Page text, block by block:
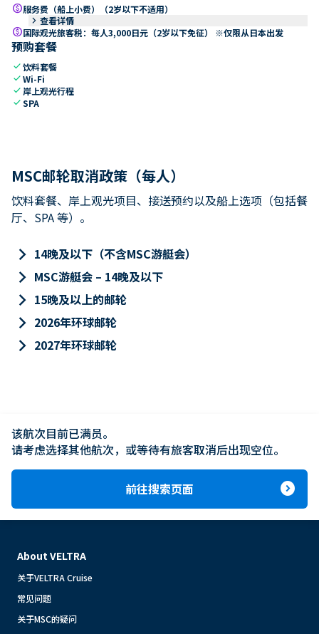
paid服务费（船上小费）（2岁以下不适用）
keyboard_arrow_right 查看详情
paid国际观光旅客税：每人3,000日元（2岁以下免征） ※仅限从日本出发
预购套餐
check饮料套餐
checkWi-Fi
check 岸上观光行程
checkSPA
MSC邮轮取消政策（每人）
饮料套餐、岸上观光项目、接送预约以及船上选项（包括餐
厅、SPA 等）。
keyboard_arrow_right 14晚及以下（不含MSC游艇会）
keyboard_arrow_right MSC游艇会 – 14晚及以下
keyboard_arrow_right 15晚及以上的邮轮
keyboard_arrow_right 2026年环球邮轮
keyboard_arrow_right 2027年环球邮轮
该航次目前已满员。
请考虑选择其他航次，或等待有旅客取消后出现空位。
前往搜索页面 expand_circle_right
About VELTRA
关于VELTRA Cruise
常见问题
关于MSC的疑问